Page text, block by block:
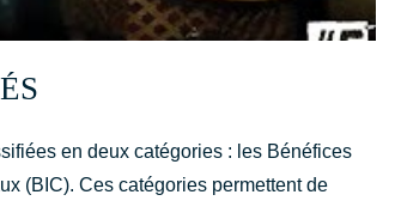
en deux catégories : les Bénéfices
(BIC). Ces catégories permettent de